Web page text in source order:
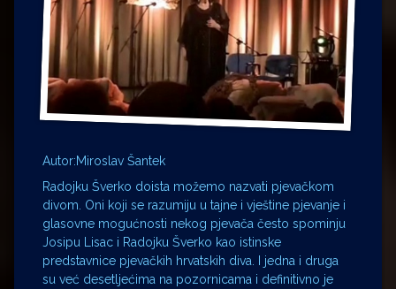
Željko Krznarić
Mario Lovreković
Miroslav Šantek
Autor:Miroslav Šantek
Radojku Šverko doista možemo nazvati pjevačkom
divom. Oni koji se razumiju u tajne i vještine pjevanje i
glasovne mogućnosti nekog pjevača često spominju
Josipu Lisac i Radojku Šverko kao istinske
predstavnice pjevačkih hrvatskih diva. I jedna i druga
su već desetljećima na pozornicama i definitivno je